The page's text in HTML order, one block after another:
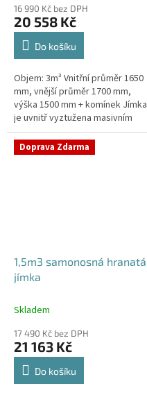
16 990 Kč bez DPH
20 558 Kč
Do košíku
Objem: 3m³ Vnitřní průměr 1650
mm, vnější průměr 1700 mm,
výška 1500 mm + komínek Jímka
je uvnitř vyztužena masivním
žebrováním pro garanci její
samonosnosti.Kvalitní, pevná...
Doprava Zdarma
1,5m3 samonosná hranatá
jímka
Skladem
17 490 Kč bez DPH
21 163 Kč
Do košíku